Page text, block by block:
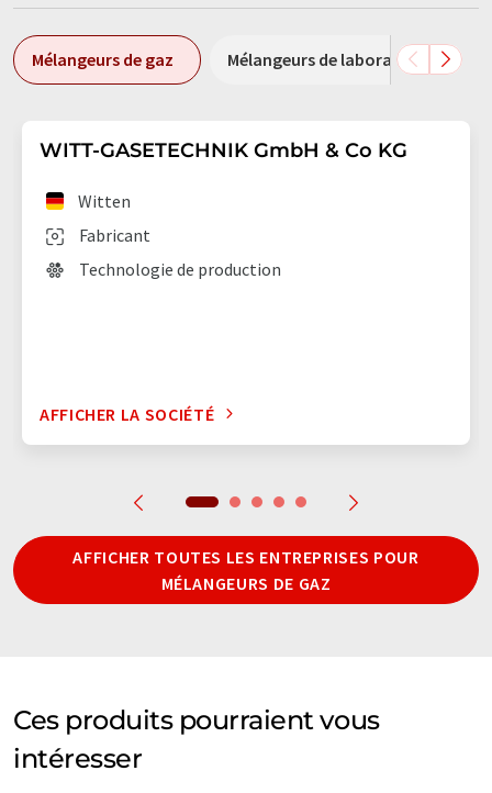
Mélangeurs de gaz Mélangeurs de laboratoire
WITT-GASETECHNIK GmbH & Co KG
Fabricant
Witten
Technologie de production
AFFICHER LA SOCIÉTÉ
AFFICHER TOUTES LES ENTREPRISES POUR
MÉLANGEURS DE GAZ
Ces produits pourraient vous
intéresser